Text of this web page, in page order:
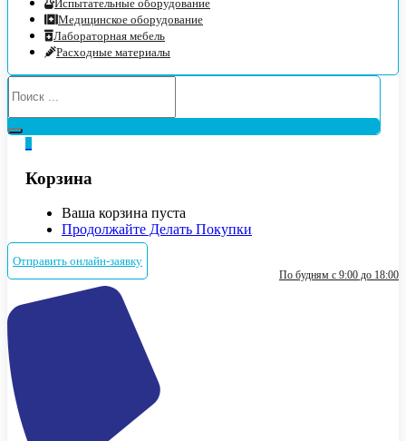
Испытательные оборудование
Медицинское оборудование
Лабораторная мебель
Расходные материалы
Корзина
Ваша корзина пуста
Продолжайте Делать Покупки
Отправить онлайн-заявку
По будням с 9:00 до 18:00